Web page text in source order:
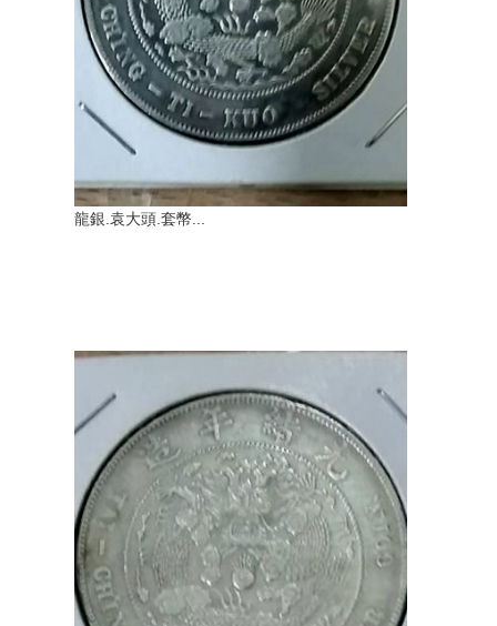
龍銀.袁大頭.套幣...